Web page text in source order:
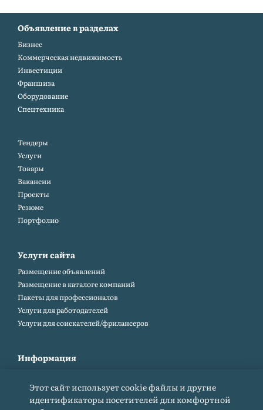
Объявление в разделах
Бизнес
Коммерческая недвижимость
Инвестиции
Франшиза
Оборудование
Спецтехника
Тендеры
Услуги
Товары
Вакансии
Проекты
Резюме
Портфолио
Услуги сайта
Размещение объявлений
Размещение в каталоге компаний
Пакеты для профессионалов
Услуги для работодателей
Услуги для соискателей/фрилансеров
Информация
Карта сайта
Помощь и обратная связь (FAQ)
Этот сайт использует cookie файлы и другие
идентификаторы посетителей для комфортной